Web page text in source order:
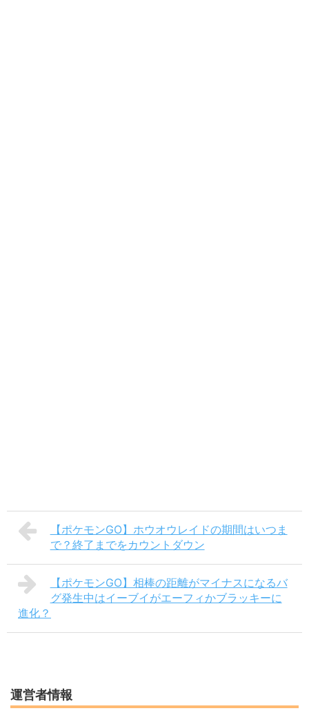
【ポケモンGO】ホウオウレイドの期間はいつま
で？終了までをカウントダウン
【ポケモンGO】相棒の距離がマイナスになるバ
グ発生中はイーブイがエーフィかブラッキーに
進化？
運営者情報